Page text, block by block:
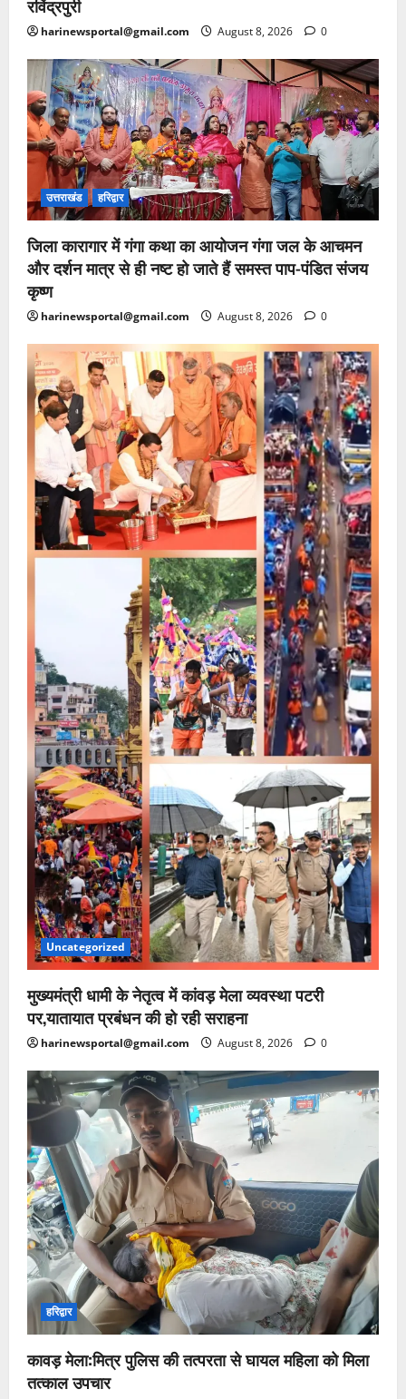
रविंद्रपुरी
harinewsportal@gmail.com August 8, 2026 0
उत्तराखंड हरिद्वार
जिला कारागार में गंगा कथा का आयोजन गंगा जल के आचमन
और दर्शन मात्र से ही नष्ट हो जाते हैं समस्त पाप-पंडित संजय
कृष्ण
harinewsportal@gmail.com August 8, 2026 0
Uncategorized
मुख्यमंत्री धामी के नेतृत्व में कांवड़ मेला व्यवस्था पटरी
पर,यातायात प्रबंधन की हो रही सराहना
harinewsportal@gmail.com August 8, 2026 0
हरिद्वार
कावड़ मेला:मित्र पुलिस की तत्परता से घायल महिला को मिला
तत्काल उपचार